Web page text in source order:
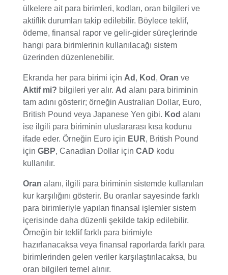
ülkelere ait para birimleri, kodları, oran bilgileri ve
aktiflik durumları takip edilebilir. Böylece teklif,
ödeme, finansal rapor ve gelir-gider süreçlerinde
hangi para birimlerinin kullanılacağı sistem
üzerinden düzenlenebilir.
Ekranda her para birimi için Ad , Kod , Oran ve
Aktif mi? bilgileri yer alır. Ad alanı para biriminin
tam adını gösterir; örneğin Australian Dollar, Euro,
British Pound veya Japanese Yen gibi. Kod alanı
ise ilgili para biriminin uluslararası kısa kodunu
ifade eder. Örneğin Euro için EUR, British Pound
için GBP, Canadian Dollar için CAD kodu
kullanılır.
Oran alanı, ilgili para biriminin sistemde kullanılan
kur karşılığını gösterir. Bu oranlar sayesinde farklı
para birimleriyle yapılan finansal işlemler sistem
içerisinde daha düzenli şekilde takip edilebilir.
Örneğin bir teklif farklı para birimiyle
hazırlanacaksa veya finansal raporlarda farklı para
birimlerinden gelen veriler karşılaştırılacaksa, bu
oran bilgileri temel alınır.